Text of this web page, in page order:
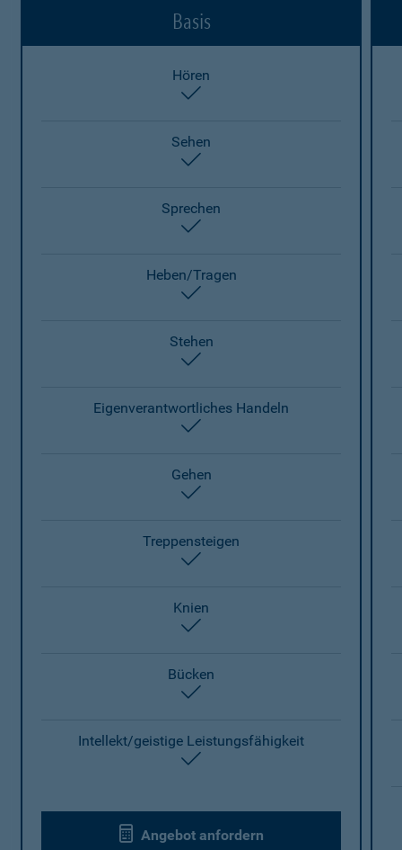
Basis
Hören
Sehen
Sprechen
Heben/Tragen
Stehen
Eigenverantwortliches Handeln
Gehen
Treppensteigen
Knien
Bücken
Intellekt/geistige Leistungsfähigkeit
Angebot anfordern